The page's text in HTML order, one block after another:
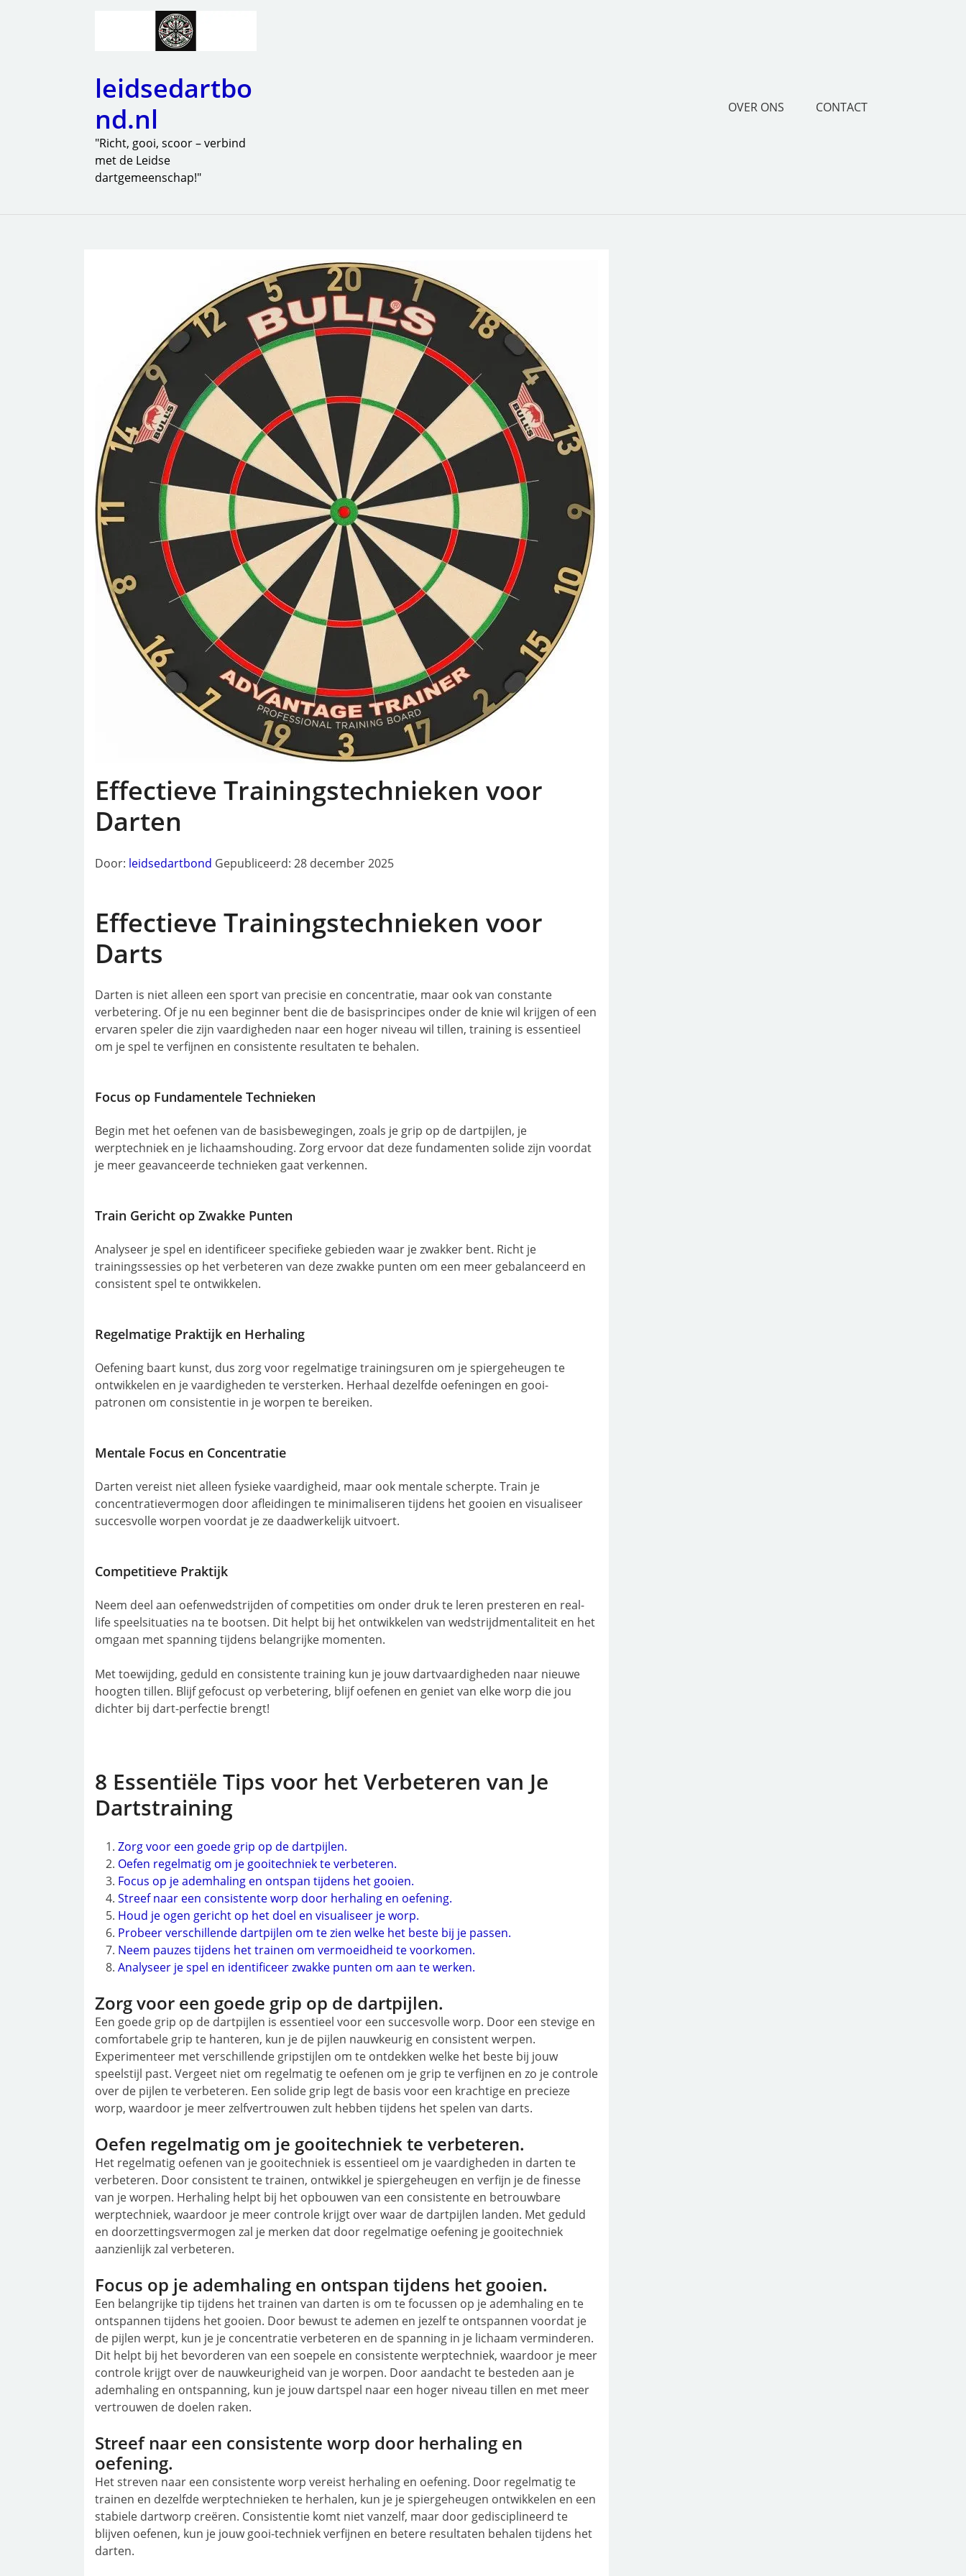
leidsedartbo
nd.nl
"Richt, gooi, scoor – verbind
met de Leidse
dartgemeenschap!"
OVER ONS CONTACT
Effectieve Trainingstechnieken voor
Darten
Door: leidsedartbond Gepubliceerd: 28 december 2025
Effectieve Trainingstechnieken voor
Darts
Darten is niet alleen een sport van precisie en concentratie, maar ook van constante
verbetering. Of je nu een beginner bent die de basisprincipes onder de knie wil krijgen of een
ervaren speler die zijn vaardigheden naar een hoger niveau wil tillen, training is essentieel
om je spel te verfijnen en consistente resultaten te behalen.
Focus op Fundamentele Technieken
Begin met het oefenen van de basisbewegingen, zoals je grip op de dartpijlen, je
werptechniek en je lichaamshouding. Zorg ervoor dat deze fundamenten solide zijn voordat
je meer geavanceerde technieken gaat verkennen.
Train Gericht op Zwakke Punten
Analyseer je spel en identificeer specifieke gebieden waar je zwakker bent. Richt je
trainingssessies op het verbeteren van deze zwakke punten om een meer gebalanceerd en
consistent spel te ontwikkelen.
Regelmatige Praktijk en Herhaling
Oefening baart kunst, dus zorg voor regelmatige trainingsuren om je spiergeheugen te
ontwikkelen en je vaardigheden te versterken. Herhaal dezelfde oefeningen en gooi-
patronen om consistentie in je worpen te bereiken.
Mentale Focus en Concentratie
Darten vereist niet alleen fysieke vaardigheid, maar ook mentale scherpte. Train je
concentratievermogen door afleidingen te minimaliseren tijdens het gooien en visualiseer
succesvolle worpen voordat je ze daadwerkelijk uitvoert.
Competitieve Praktijk
Neem deel aan oefenwedstrijden of competities om onder druk te leren presteren en real-
life speelsituaties na te bootsen. Dit helpt bij het ontwikkelen van wedstrijdmentaliteit en het
omgaan met spanning tijdens belangrijke momenten.
Met toewijding, geduld en consistente training kun je jouw dartvaardigheden naar nieuwe
hoogten tillen. Blijf gefocust op verbetering, blijf oefenen en geniet van elke worp die jou
dichter bij dart-perfectie brengt!
8 Essentiële Tips voor het Verbeteren van Je
Dartstraining
Zorg voor een goede grip op de dartpijlen.
Oefen regelmatig om je gooitechniek te verbeteren.
Focus op je ademhaling en ontspan tijdens het gooien.
Streef naar een consistente worp door herhaling en oefening.
Houd je ogen gericht op het doel en visualiseer je worp.
Probeer verschillende dartpijlen om te zien welke het beste bij je passen.
Neem pauzes tijdens het trainen om vermoeidheid te voorkomen.
Analyseer je spel en identificeer zwakke punten om aan te werken.
Zorg voor een goede grip op de dartpijlen.
Een goede grip op de dartpijlen is essentieel voor een succesvolle worp. Door een stevige en
comfortabele grip te hanteren, kun je de pijlen nauwkeurig en consistent werpen.
Experimenteer met verschillende gripstijlen om te ontdekken welke het beste bij jouw
speelstijl past. Vergeet niet om regelmatig te oefenen om je grip te verfijnen en zo je controle
over de pijlen te verbeteren. Een solide grip legt de basis voor een krachtige en precieze
worp, waardoor je meer zelfvertrouwen zult hebben tijdens het spelen van darts.
Oefen regelmatig om je gooitechniek te verbeteren.
Het regelmatig oefenen van je gooitechniek is essentieel om je vaardigheden in darten te
verbeteren. Door consistent te trainen, ontwikkel je spiergeheugen en verfijn je de finesse
van je worpen. Herhaling helpt bij het opbouwen van een consistente en betrouwbare
werptechniek, waardoor je meer controle krijgt over waar de dartpijlen landen. Met geduld
en doorzettingsvermogen zal je merken dat door regelmatige oefening je gooitechniek
aanzienlijk zal verbeteren.
Focus op je ademhaling en ontspan tijdens het gooien.
Een belangrijke tip tijdens het trainen van darten is om te focussen op je ademhaling en te
ontspannen tijdens het gooien. Door bewust te ademen en jezelf te ontspannen voordat je
de pijlen werpt, kun je je concentratie verbeteren en de spanning in je lichaam verminderen.
Dit helpt bij het bevorderen van een soepele en consistente werptechniek, waardoor je meer
controle krijgt over de nauwkeurigheid van je worpen. Door aandacht te besteden aan je
ademhaling en ontspanning, kun je jouw dartspel naar een hoger niveau tillen en met meer
vertrouwen de doelen raken.
Streef naar een consistente worp door herhaling en
oefening.
Het streven naar een consistente worp vereist herhaling en oefening. Door regelmatig te
trainen en dezelfde werptechnieken te herhalen, kun je je spiergeheugen ontwikkelen en een
stabiele dartworp creëren. Consistentie komt niet vanzelf, maar door gedisciplineerd te
blijven oefenen, kun je jouw gooi-techniek verfijnen en betere resultaten behalen tijdens het
darten.